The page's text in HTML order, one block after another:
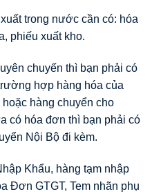
trong nước cần có: hóa
phiếu xuất kho.
chuyến thì bạn phải có
hợp hàng hóa của
hàng chuyển cho
có hóa đơn thì bạn phải có
Nội Bộ đi kèm.
Khẩu, hàng tạm nhập
Đơn GTGT, Tem nhãn phụ